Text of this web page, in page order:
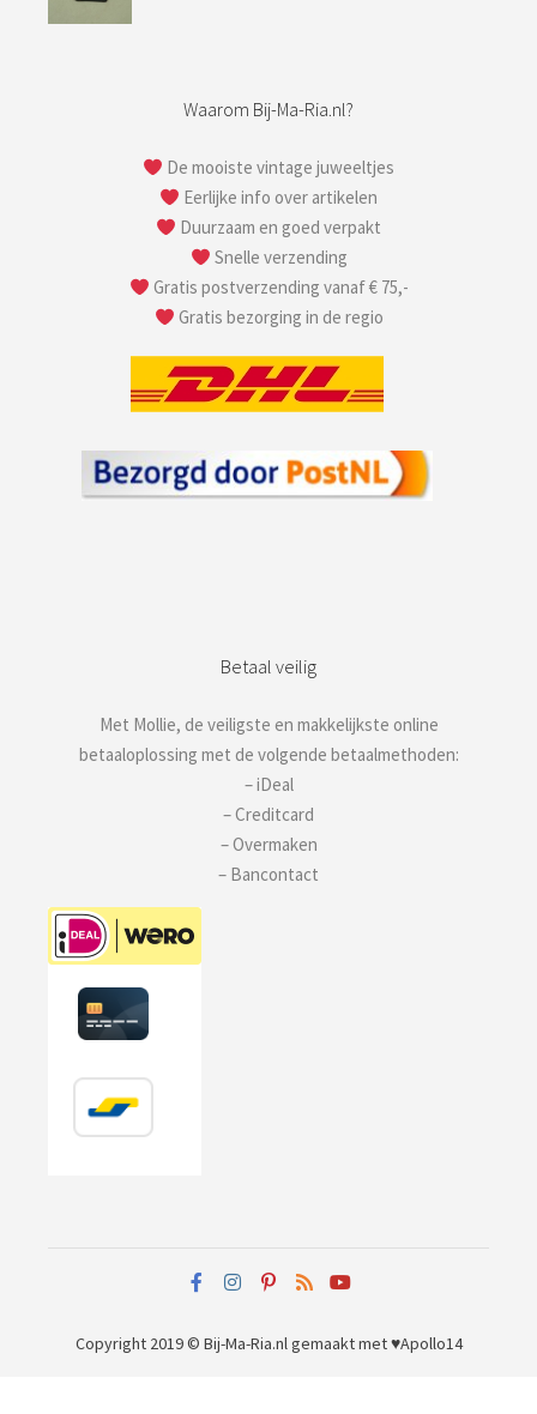
Waarom Bij-Ma-Ria.nl?
De mooiste vintage juweeltjes
Eerlijke info over artikelen
Duurzaam en goed verpakt
Snelle verzending
Gratis postverzending vanaf € 75,-
Gratis bezorging in de regio
Betaal veilig
Met Mollie, de veiligste en makkelijkste online
betaaloplossing met de volgende betaalmethoden:
– iDeal
– Creditcard
– Overmaken
– Bancontact
Copyright 2019 © Bij-Ma-Ria.nlgemaakt met ♥Apollo14